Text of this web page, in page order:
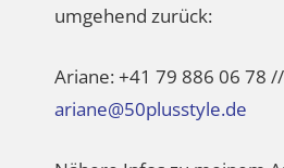
umgehend zurück:
Ariane: +41 79 886 06 78 //
ariane@50plusstyle.de